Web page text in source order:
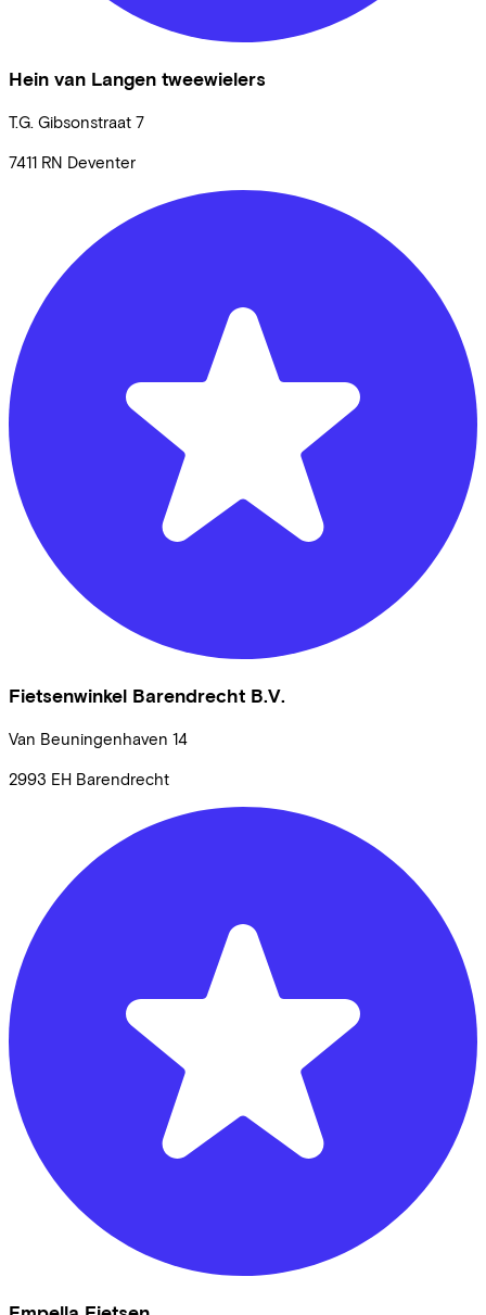
Hein van Langen tweewielers
T.G. Gibsonstraat 7
7411 RN Deventer
Fietsenwinkel Barendrecht B.V.
Van Beuningenhaven 14
2993 EH Barendrecht